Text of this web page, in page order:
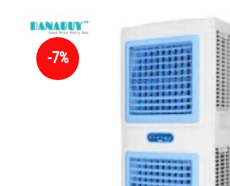
-7%